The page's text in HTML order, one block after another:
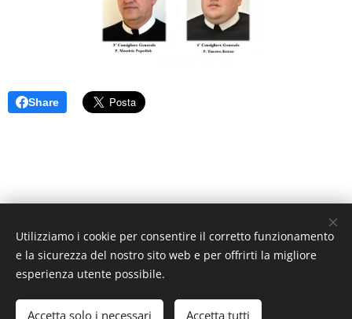
Share
Unione Superiori Generali - Via dei Penitenzieri 19 -00193 ROMA
Cookies
Lingue
Utilizziamo i cookie per consentire il corretto funzionamento
e la sicurezza del nostro sito web e per offrirti la migliore
esperienza utente possibile.
Accetta solo i necessari Accetta tutti